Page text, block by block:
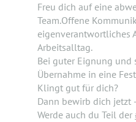
Freu dich auf eine
Team.Offene
eigenverantwortliches
Arbeitsalltag.
Bei guter Eignung und
Übernahme in eine
Klingt gut für dich?
Dann bewirb dich jetzt
Werde auch du Teil der